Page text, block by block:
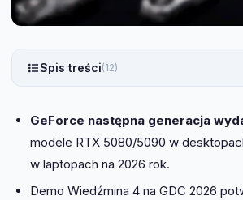
Spis treści(12)
GeForce następna generacja
modele RTX 5080/5090 w
w laptopach na 2026 rok.
Demo Wiedźmina 4 na GDC 2026